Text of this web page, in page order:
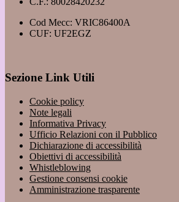
Cod Mecc: VRIC86400A
CUF: UF2EGZ
Sezione Link Utili
Cookie policy
Note legali
Informativa Privacy
Ufficio Relazioni con il Pubblico
Dichiarazione di accessibilità
Obiettivi di accessibilità
Whistleblowing
Gestione consensi cookie
Amministrazione trasparente